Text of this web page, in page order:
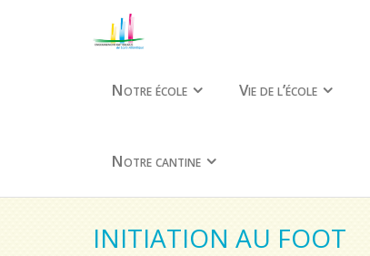
Notre école Vie de l’école
Notre cantine
INITIATION AU FOOT